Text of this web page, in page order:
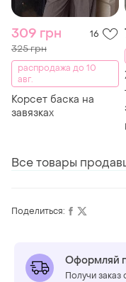
309 грн 16
325 грн
распродажа до 10
авг.
Корсет баска на
завязках
Все товары
Поделиться:
Оформляй
Получи заказ